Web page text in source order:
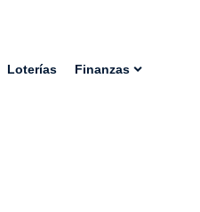
Loterías Finanzas